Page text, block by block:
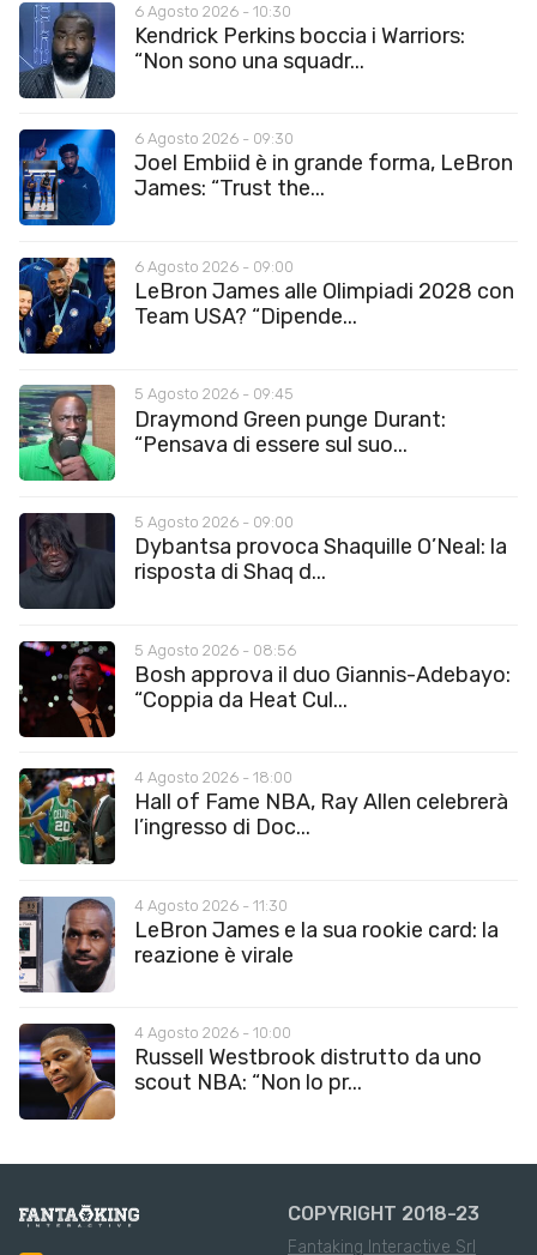
6 Agosto 2026 - 10:30
Kendrick Perkins boccia i Warriors:
“Non sono una squadr...
6 Agosto 2026 - 09:30
Joel Embiid è in grande forma, LeBron
James: “Trust the...
6 Agosto 2026 - 09:00
LeBron James alle Olimpiadi 2028 con
Team USA? “Dipende...
5 Agosto 2026 - 09:45
Draymond Green punge Durant:
“Pensava di essere sul suo...
5 Agosto 2026 - 09:00
Dybantsa provoca Shaquille O’Neal: la
risposta di Shaq d...
5 Agosto 2026 - 08:56
Bosh approva il duo Giannis-Adebayo:
“Coppia da Heat Cul...
4 Agosto 2026 - 18:00
Hall of Fame NBA, Ray Allen celebrerà
l’ingresso di Doc...
4 Agosto 2026 - 11:30
LeBron James e la sua rookie card: la
reazione è virale
4 Agosto 2026 - 10:00
Russell Westbrook distrutto da uno
scout NBA: “Non lo pr...
COPYRIGHT 2018-23
Fantaking Interactive Srl